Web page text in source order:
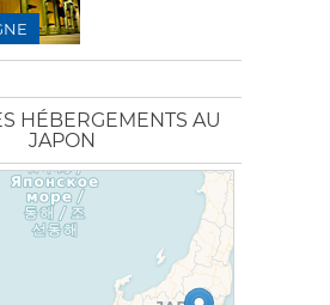
HÉBERGEMENTS AU
JAPON